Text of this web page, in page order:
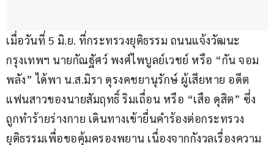
เมื่อวันที่ 5 มิ.ย. ที่กระทรวงยุติธรรม ถนนแจ้งวัฒนะ
กรุงเทพฯ นายกัณฐัศว์ พงศ์ไพบูลย์เวชย์ หรือ “กัน จอม
พลัง” ได้พา น.ส.มิรา ดุรงคชยานุรักษ์ ผู้เสียหาย อดีต
แฟนสาวของนายสัมฤทธิ์ ริมเถื่อน หรือ “เสือ ดุสิต” ซึ่ง
ถูกทำร้ายร่างกาย เดินทางเข้ายื่นคำร้องต่อกระทรวง
ยุติธรรมเพื่อขอคุ้มครองพยาน เนื่องจากกังวลเรื่องความ